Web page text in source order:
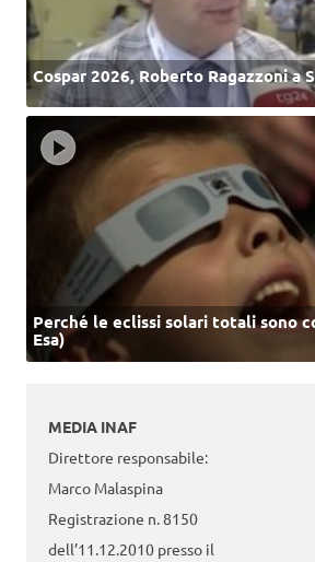
Cospar 2026, Roberto Ragazzoni a
Perché le eclissi solari totali sono
Esa)
MEDIA INAF
Direttore responsabile:
Marco Malaspina
Registrazione n. 8150
dell’11.12.2010 presso il